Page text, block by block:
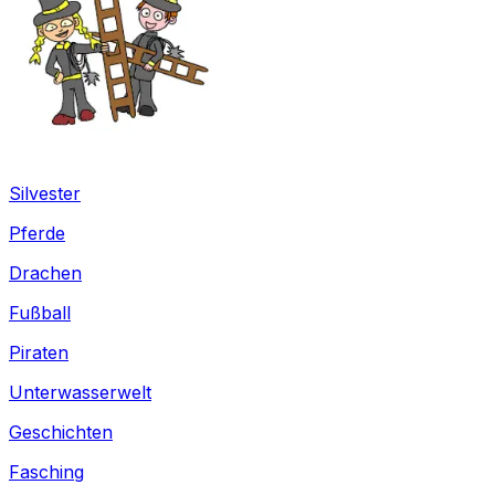
Silvester
Pferde
Drachen
Fußball
Piraten
Unterwasserwelt
Geschichten
Fasching